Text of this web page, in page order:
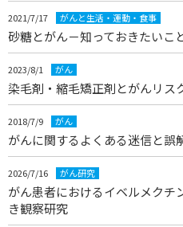
2021/7/17 がんと生活・運動・食事
砂糖とがん－知っておきたいこ
2023/8/1 がん
染毛剤・縮毛矯正剤とがんリス
2018/7/9 がん
がんに関するよくある迷信と誤
2026/7/16 がん研究
がん患者におけるイベルメクチ
き観察研究